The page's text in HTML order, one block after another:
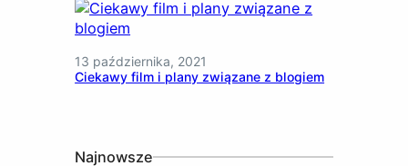
13 października, 2021
Ciekawy film i plany związane z blogiem
Najnowsze